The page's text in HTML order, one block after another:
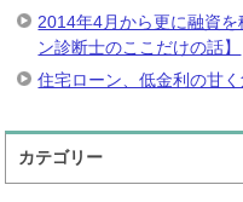
2014年4月から更に融資
ン診断士のここだけの話】
住宅ローン、低金利の甘
カテゴリー